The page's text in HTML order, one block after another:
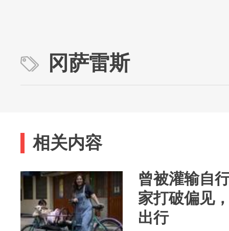
冈萨雷斯
相关内容
曾被灌输自
家打破偏见
出行